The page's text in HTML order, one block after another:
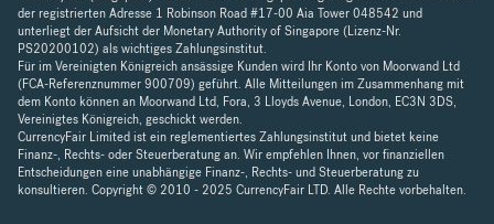
der registrierten Adresse 1 Robinson Road #17-00 Aia Tower 048542 und
unterliegt der Aufsicht der Monetary Authority of Singapore (Lizenz-Nr.
PS20200102) als wichtiges Zahlungsinstitut.
Für im Vereinigten Königreich ansässige Kunden wird Ihr Konto von Moorwand Ltd
(FCA-Referenznummer 900709) geführt. Alle Mitteilungen im Zusammenhang mit
dem Konto können an Moorwand Ltd, Fora, 3 Lloyds Avenue, London, EC3N 3DS,
Vereinigtes Königreich, geschickt werden.
CurrencyFair Limited ist ein reglementiertes Zahlungsinstitut und bietet keine
Finanz-, Rechts- oder Steuerberatung an. Wir empfehlen Ihnen, vor finanziellen
Entscheidungen eine unabhängige Finanz-, Rechts- und Steuerberatung zu
konsultieren. Copyright © 2010 - 2025 CurrencyFair LTD. Alle Rechte vorbehalten.